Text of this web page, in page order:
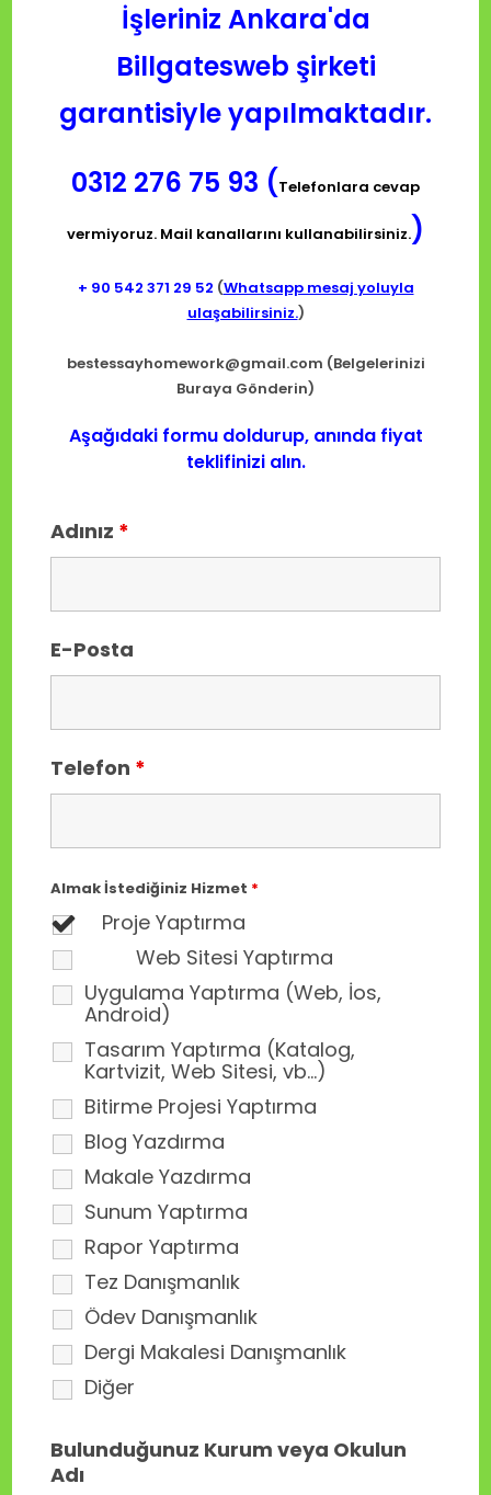
İşleriniz Ankara'da
Billgatesweb şirketi
garantisiyle yapılmaktadır.
0312 276 75 93 (Telefonlara cevap
vermiyoruz. Mail kanallarını kullanabilirsiniz.)
+ 90 542 371 29 52 (Whatsapp mesaj yoluyla
ulaşabilirsiniz.)
bestessayhomework@gmail.com (Belgelerinizi
Buraya Gönderin)
Aşağıdaki formu doldurup, anında fiyat
teklifinizi alın.
Adınız *
E-Posta
Telefon *
Almak İstediğiniz Hizmet *
Proje Yaptırma
Web Sitesi Yaptırma
Uygulama Yaptırma (Web, İos,
Android)
Tasarım Yaptırma (Katalog,
Kartvizit, Web Sitesi, vb...)
Bitirme Projesi Yaptırma
Blog Yazdırma
Makale Yazdırma
Sunum Yaptırma
Rapor Yaptırma
Tez Danışmanlık
Ödev Danışmanlık
Dergi Makalesi Danışmanlık
Diğer
Bulunduğunuz Kurum veya Okulun
Adı